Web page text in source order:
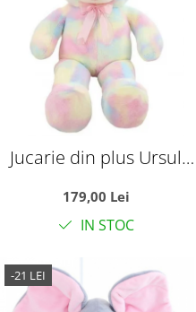
Jucarie din plus Ursul
179,00 Lei
IN STOC
-21 LEI